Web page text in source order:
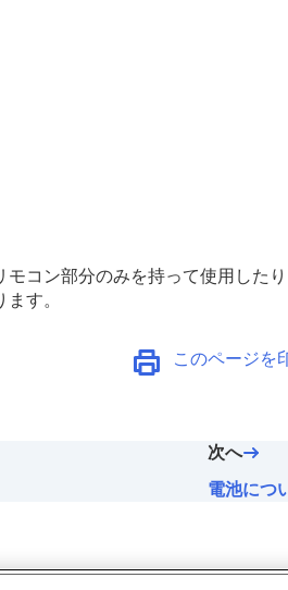
コン部分のみを持って使用したり
す。
このページを
次へ
電池につ